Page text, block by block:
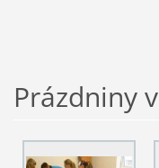
Prázdniny